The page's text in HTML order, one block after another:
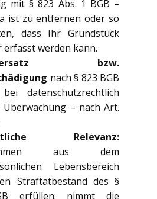
mit § 823 Abs. 1 BGB –
ist zu entfernen oder so
dass Ihr Grundstück
erfasst werden kann.
bzw.
nach § 823 BGB
datenschutzrechtlich
– nach Art.
Relevanz:
aus dem
Lebensbereich
Straftatbestand des §
erfüllen; nimmt die